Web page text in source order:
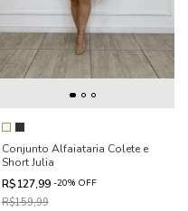
Conjunto Alfaiataria Colete e
Short Julia
R$127,99 -20% OFF
R$159,99